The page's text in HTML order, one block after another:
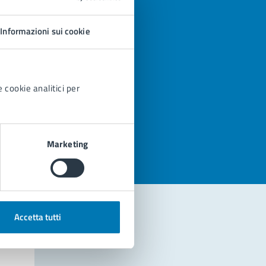
Informazioni sui cookie
cookie analitici per
Marketing
Accetta tutti